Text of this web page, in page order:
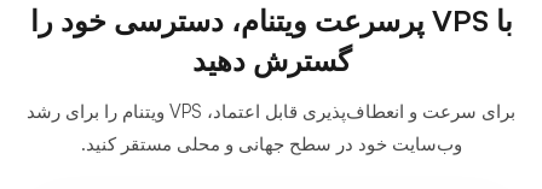
با VPS پرسرعت ویتنام، دسترسی خود را
گسترش دهید
برای سرعت و انعطاف‌پذیری قابل اعتماد، VPS ویتنام را برای رشد
وب‌سایت خود در سطح جهانی و محلی مستقر کنید.